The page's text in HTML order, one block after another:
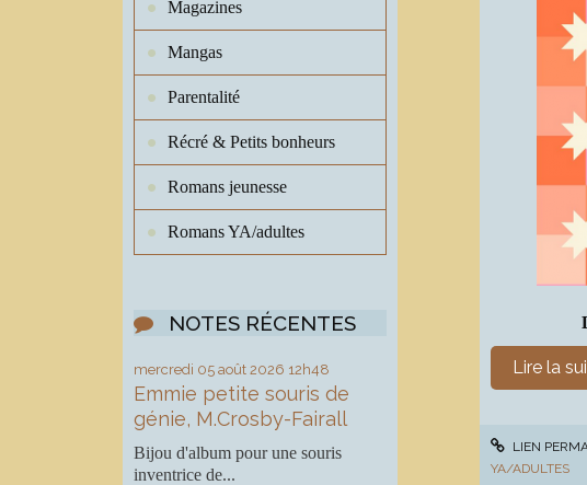
Magazines
Mangas
Parentalité
Récré & Petits bonheurs
Romans jeunesse
Romans YA/adultes
NOTES RÉCENTES
mercredi 05 août 2026 12h48
Emmie petite souris de
génie, M.Crosby-Fairall
Bijou d'album pour une souris
inventrice de...
Lire la
LIEN
YA/ADULTES